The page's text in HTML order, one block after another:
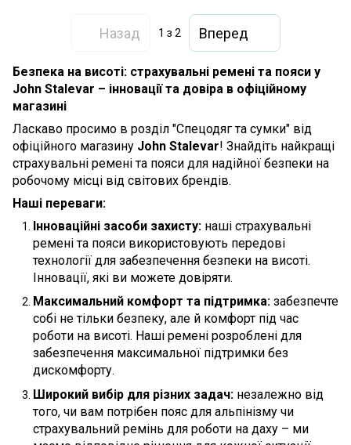
Назад 1 з 2 Вперед
Безпека на висоті: страхувальні ремені та пояси у
John Stalevar – інновації та довіра в офіційному
магазині
Ласкаво просимо в розділ "Спецодяг та сумки" від
офіційного магазину John Stalevar! Знайдіть найкращі
страхувальні ремені та пояси для надійної безпеки на
робочому місці від світових брендів.
Наші переваги:
Інноваційні засоби захисту: наші страхувальні
ремені та пояси використовують передові
технології для забезпечення безпеки на висоті.
Інновації, які ви можете довіряти.
Максимальний комфорт та підтримка: забезпечте
собі не тільки безпеку, але й комфорт під час
роботи на висоті. Наші ремені розроблені для
забезпечення максимальної підтримки без
дискомфорту.
Широкий вибір для різних задач: незалежно від
того, чи вам потрібен пояс для альпінізму чи
страхувальний ремінь для роботи на даху – ми